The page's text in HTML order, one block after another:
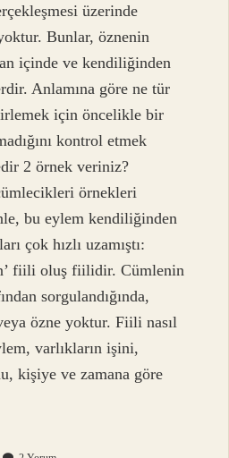
üzerinde
Bunlar, öznenin
içinde ve kendiliğinden
Anlamına göre ne tür
için öncelikle bir
kontrol etmek
2 örnek veriniz?
örnekleri
bu eylem kendiliğinden
çok hızlı uzamıştı:
fiili oluş fiilidir. Cümlenin
sorgulandığında,
özne yoktur. Fiili nasıl
varlıkların işini,
kişiye ve zamana göre